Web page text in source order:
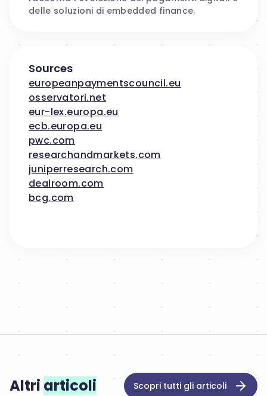
delle soluzioni di embedded finance.
Sources
europeanpaymentscouncil.eu
osservatori.net
eur-lex.europa.eu
ecb.europa.eu
pwc.com
researchandmarkets.com
juniperresearch.com
dealroom.com
bcg.com
Altri articoli Scopri tutti gli articoli